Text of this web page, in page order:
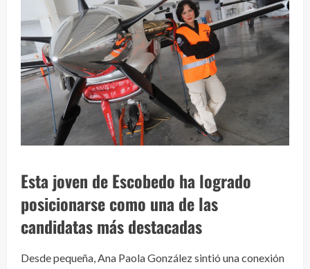
Esta joven de Escobedo ha logrado
posicionarse como una de las
candidatas más destacadas
Desde pequeña, Ana Paola González sintió una conexión